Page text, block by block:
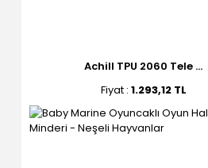
Achill TPU 2060 Tele ...
Fiyat : 1.293,12 TL